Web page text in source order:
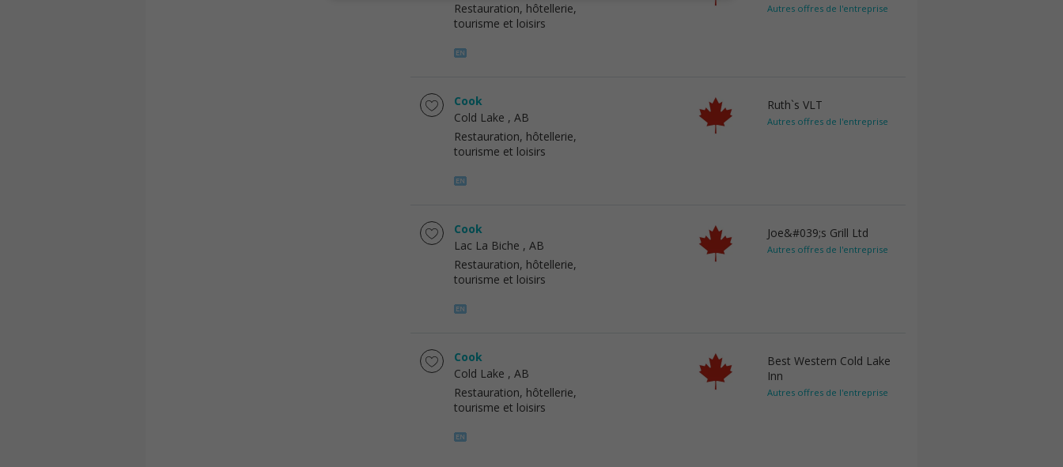
Restauration, hôtellerie,
tourisme et loisirs
Autres offres de l'entreprise
Cook
Cold Lake , AB
Restauration, hôtellerie,
tourisme et loisirs
Ruth`s VLT
Autres offres de l'entreprise
Cook
Lac La Biche , AB
Restauration, hôtellerie,
tourisme et loisirs
Joe&#039;s Grill Ltd
Autres offres de l'entreprise
Cook
Cold Lake , AB
Restauration, hôtellerie,
tourisme et loisirs
Best Western Cold Lake
Inn
Autres offres de l'entreprise